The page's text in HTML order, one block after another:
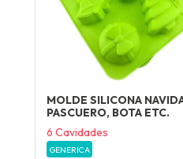
MOLDE SILICONA
PASCUERO, BOTA ETC.
6 Cavidades
GENERICA